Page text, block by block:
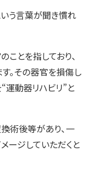
いう言葉が聞き慣れ
とを指しており、
。その器官を損傷し
運動器リハビリ”と
術後等があり、一
ージしていただくと